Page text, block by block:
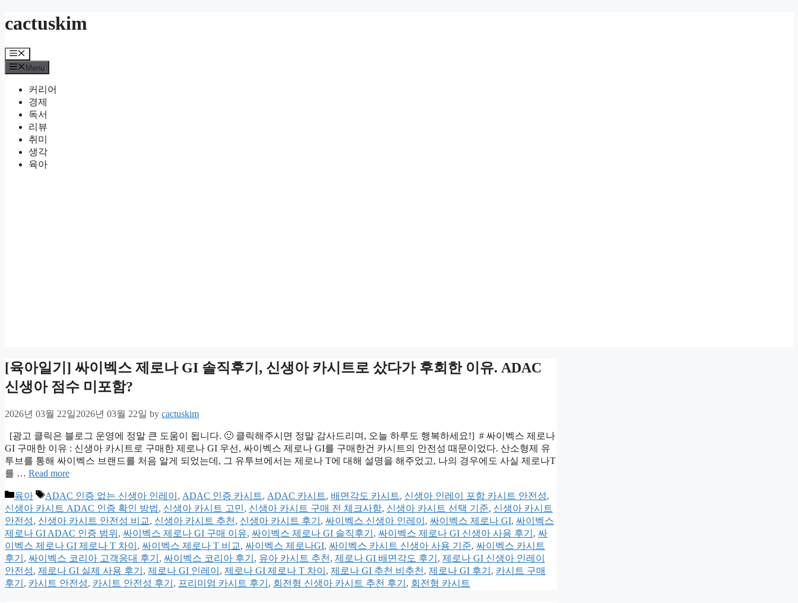
to
cactuskim
Menu
Menu
커리어
경제
독서
리뷰
취미
생각
육아
[육아일기] 싸이벡스 제로나 GI 솔직후기, 신생아 카시트로 샀다가 후회한 이유. ADAC
신생아 점수 미포함?
2026년 03월 22일2026년 03월 22일 by cactuskim
[광고 클릭은 블로그 운영에 정말 큰 도움이 됩니다. 🙂 클릭해주시면 정말 감사드리며, 오늘 하루도 행복하세요!] # 싸이벡스 제로나
GI 구매한 이유 : 신생아 카시트로 구매한 제로나 GI 우선, 싸이벡스 제로나 GI를 구매한건 카시트의 안전성 때문이었다. 산소형제 유
투브를 통해 싸이벡스 브랜드를 처음 알게 되었는데, 그 유투브에서는 제로나 T에 대해 설명을 해주었고, 나의 경우에도 사실 제로나T
를 … Read more
Categories
육아 Tags
ADAC 인증 없는 신생아 인레이 , ADAC 인증 카시트, ADAC 카시트, 배면각도 카시트, 신생아 인레이 포함 카시트 안전성,
신생아 카시트 ADAC 인증 확인 방법, 신생아 카시트 고민, 신생아 카시트 구매 전 체크사항, 신생아 카시트 선택 기준, 신생아 카시트
안전성, 신생아 카시트 안전성 비교, 신생아 카시트 추천 , 신생아 카시트 후기 , 싸이벡스 신생아 인레이 , 싸이벡스 제로나 GI, 싸이벡스
제로나 GI ADAC 인증 범위 , 싸이벡스 제로나 GI 구매 이유, 싸이벡스 제로나 GI 솔직후기 , 싸이벡스 제로나 GI 신생아 사용 후기 , 싸
이벡스 제로나 GI 제로나 T 차이 , 싸이벡스 제로나 T 비교, 싸이벡스 제로나GI, 싸이벡스 카시트 신생아 사용 기준, 싸이벡스 카시트
후기 , 싸이벡스 코리아 고객응대 후기 , 싸이벡스 코리아 후기 , 유아 카시트 추천 , 제로나 GI 배면각도 후기 , 제로나 GI 신생아 인레이
안전성, 제로나 GI 실제 사용 후기 , 제로나 GI 인레이 , 제로나 GI 제로나 T 차이 , 제로나 GI 추천 비추천 , 제로나 GI 후기 , 카시트 구매
후기 , 카시트 안전성, 카시트 안전성 후기 , 프리미엄 카시트 후기 , 회전형 신생아 카시트 추천 후기 , 회전형 카시트